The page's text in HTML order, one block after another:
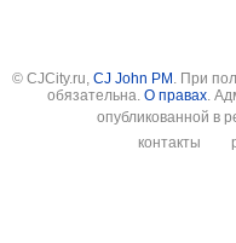
© CJCity.ru, CJ John PM . При
обязательна. О правах.
опубликованной в
контакты